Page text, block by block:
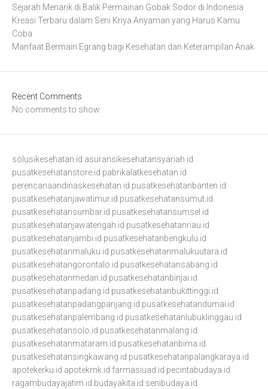
Sejarah Menarik di Balik Permainan Gobak Sodor di Indonesia
Kreasi Terbaru dalam Seni Kriya Anyaman yang Harus Kamu
Coba
Manfaat Bermain Egrang bagi Kesehatan dan Keterampilan Anak
Recent Comments
No comments to show.
solusikesehatan.id asuransikesehatansyariah.id
pusatkesehatanstore.id pabrikalatkesehatan.id
perencanaandinaskesehatan.id pusatkesehatanbanten.id
pusatkesehatanjawatimur.id pusatkesehatansumut.id
pusatkesehatansumbar.id pusatkesehatansumsel.id
pusatkesehatanjawatengah.id pusatkesehatanriau.id
pusatkesehatanjambi.id pusatkesehatanbengkulu.id
pusatkesehatanmaluku.id pusatkesehatanmalukuutara.id
pusatkesehatangorontalo.id pusatkesehatansabang.id
pusatkesehatanmedan.id pusatkesehatanbinjai.id
pusatkesehatanpadang.id pusatkesehatanbukittinggi.id
pusatkesehatanpadangpanjang.id pusatkesehatandumai.id
pusatkesehatanpalembang.id pusatkesehatanlubuklinggau.id
pusatkesehatansolo.id pusatkesehatanmalang.id
pusatkesehatanmataram.id pusatkesehatanbima.id
pusatkesehatansingkawang.id pusatkesehatanpalangkaraya.id
apotekerku.id apotekmk.id farmasiuad.id pecintabudaya.id
ragambudayajatim.id budayakita.id senibudaya.id